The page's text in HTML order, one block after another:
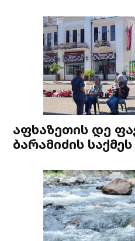
აფხაზეთის დე
ბარამიძის